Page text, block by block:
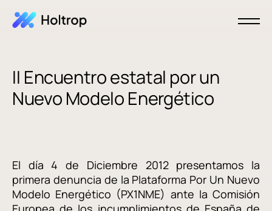
II Encuentro estatal por un
Nuevo Modelo Energético
El día 4 de Diciembre 2012 presentamos la
primera denuncia de la Plataforma Por Un Nuevo
Modelo Energético (PX1NME) ante la Comisión